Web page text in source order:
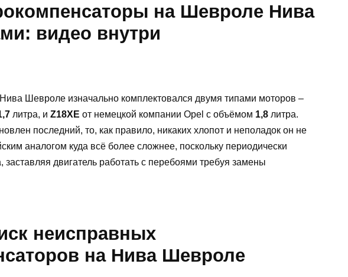
на Шевроле Нива
видео внутри
Шевроле изначально комплектовался двумя типами моторов –
литра, и Z18XE от немецкой компании Opel с объёмом 1,8 литра.
последний, то, как правило, никаких хлопот и неполадок он не
аналогом куда всё более сложнее, поскольку периодически
заставляя двигатель работать с перебоями требуя замены
неисправных
на Нива Шевроле